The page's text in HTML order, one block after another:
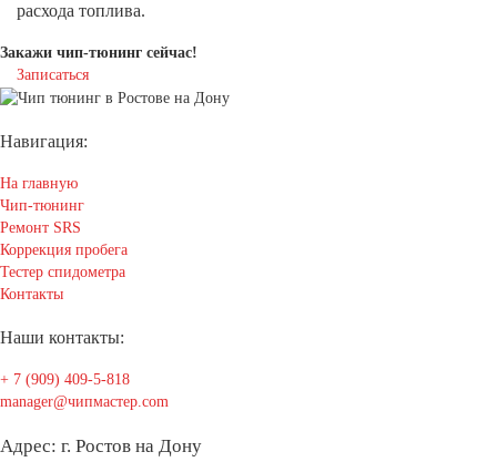
расхода топлива.
Закажи чип-тюнинг сейчас!
Записаться
Навигация:
На главную
Чип-тюнинг
Ремонт SRS
Коррекция пробега
Тестер спидометра
Контакты
Наши контакты:
+ 7 (909) 409-5-818
manager@чипмастер.com
Адрес: г. Ростов на Дону